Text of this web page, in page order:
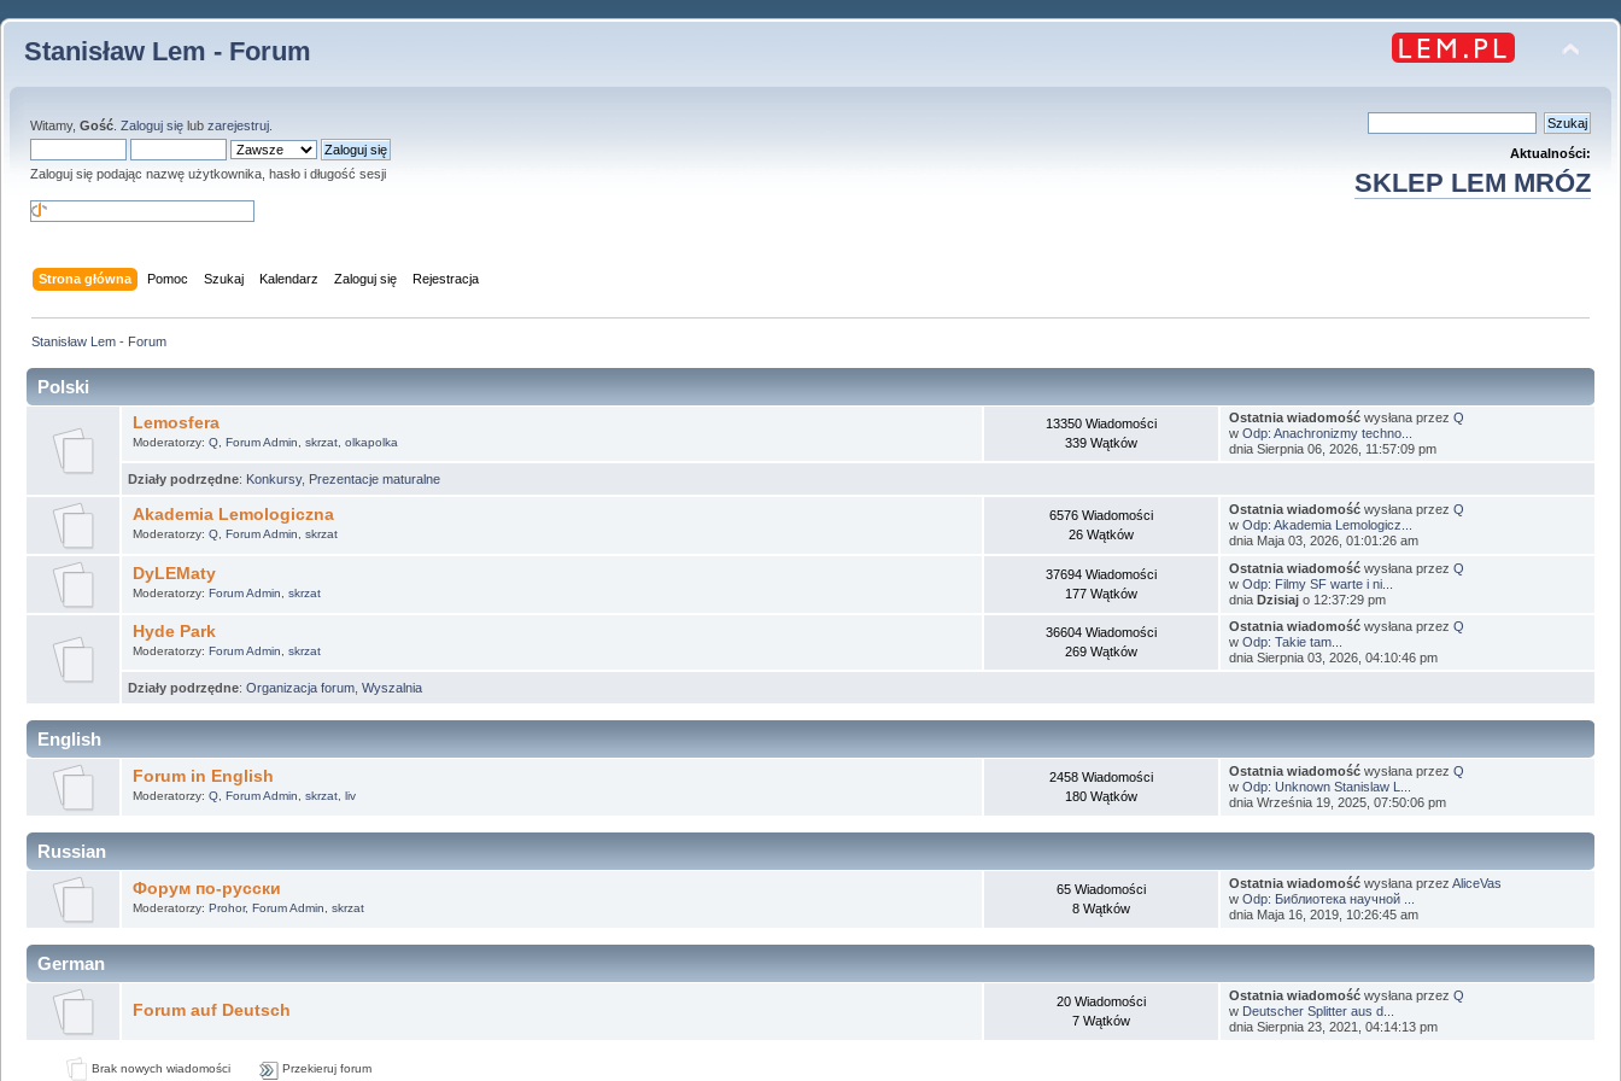
Stanisław Lem - Forum
Witamy, Gość Zaloguj się lub zarejestruj
Zaloguj się podając nazwę użytkownika, hasło i długość sesji
Aktualności:
SKLEP LEM MRÓZ
Strona główna Pomoc Szukaj Kalendarz Zaloguj się Rejestracja
Stanisław Lem - Forum
Polski
Lemosfera
Moderatorzy: Q, Forum Admin skrzat, olkapolka
13350 Wiadomości
339 Wątków
Ostatnia wiadomość wysłana przezQ
wOdp: Anachronizmy techno...
dnia Sierpnia 06, 2026, 11:57:09 pm
Działy podrzędne: Konkursy, Prezentacje maturalne
Akademia Lemologiczna
Moderatorzy: Q, Forum Admin skrzat
6576 Wiadomości
26 Wątków
Ostatnia wiadomość wysłana przezQ
wOdp: Akademia Lemologicz...
dnia Maja 03, 2026, 01:01:26 am
DyLEMaty
Moderatorzy: Forum Admin skrzat
37694 Wiadomości
177 Wątków
Ostatnia wiadomość wysłana przezQ
wOdp: Filmy SF warte i ni...
dniaDzisiaj o 12:37:29 pm
Hyde Park
Moderatorzy: Forum Admin skrzat
36604 Wiadomości
269 Wątków
Ostatnia wiadomość wysłana przezQ
wOdp: Takie tam...
dnia Sierpnia 03, 2026, 04:10:46 pm
Działy podrzędne: Organizacja forum Wyszalnia
English
Forum in English
Moderatorzy: Q, Forum Admin skrzat, liv
2458 Wiadomości
180 Wątków
Ostatnia wiadomość wysłana przezQ
wOdp: Unknown Stanislaw L...
dnia Września 19, 2025, 07:50:06 pm
Russian
Форум по-русски
Moderatorzy: Prohor, Forum Admin skrzat
65 Wiadomości
8 Wątków
Ostatnia wiadomość wysłana przezAliceVas
wOdp: Библиотека научной ...
dnia Maja 16, 2019, 10:26:45 am
German
Forum auf Deutsch
20 Wiadomości
7 Wątków
Ostatnia wiadomość wysłana przezQ
w Deutscher Splitter aus d...
dnia Sierpnia 23, 2021, 04:14:13 pm
Brak nowych wiadomości Przekieruj forum